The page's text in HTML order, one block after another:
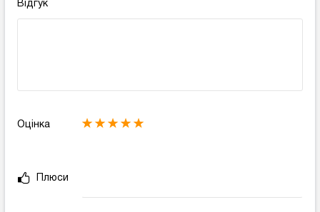
Відгук
Оцінка
Плюси